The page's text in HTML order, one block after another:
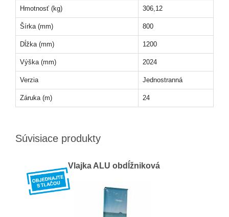
Hmotnosť (kg) 306,12
Šírka (mm) 800
Dĺžka (mm) 1200
Výška (mm) 2024
Verzia Jednostranná
Záruka (m) 24
Súvisiace produkty
Vlajka ALU obdĺžniková